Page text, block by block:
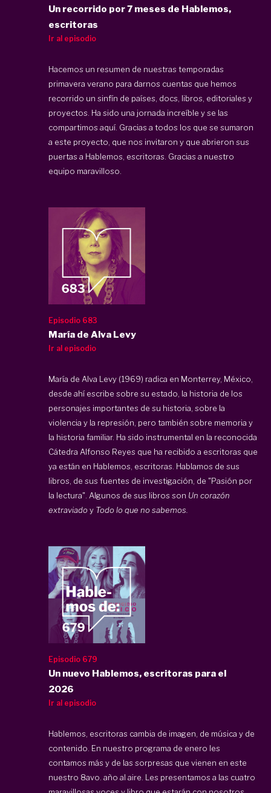
Un recorrido por 7 meses de Hablemos,
escritoras
Ir al episodio
Hacemos un resumen de nuestras temporadas
primavera verano para darnos cuentas que hemos
recorrido un sinfín de países, docs, libros, editoriales y
proyectos. Ha sido una jornada increíble y se las
compartimos aquí. Gracias a todos los que se sumaron
a este proyecto, que nos invitaron y que abrieron sus
puertas a Hablemos, escritoras. Gracias a nuestro
equipo maravilloso.
Episodio 683
María de Alva Levy
Ir al episodio
María de Alva Levy (1969) radica en Monterrey, México,
desde ahí escribe sobre su estado, la historia de los
personajes importantes de su historia, sobre la
violencia y la represión, pero también sobre memoria y
la historia familiar. Ha sido instrumental en la reconocida
Cátedra Alfonso Reyes que ha recibido a escritoras que
ya están en Hablemos, escritoras. Hablamos de sus
libros, de sus fuentes de investigación, de "Pasión por
la lectura". Algunos de sus libros son Un corazón
extraviadoy Todo lo que no sabemos.
Episodio 679
Un nuevo Hablemos, escritoras para el
2026
Ir al episodio
Hablemos, escritoras cambia de imagen, de música y de
contenido. En nuestro programa de enero les
contamos más y de las sorpresas que vienen en este
nuestro 8avo. año al aire. Les presentamos a las cuatro